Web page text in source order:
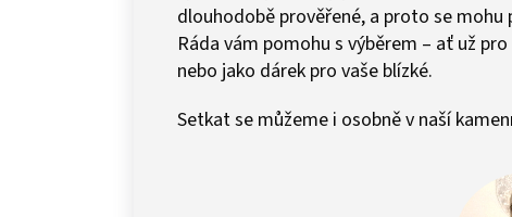
dlouhodobě prověřené, a proto se mohu
Ráda vám pomohu s výběrem – ať už
nebo jako dárek pro vaše blízké.
Setkat se můžeme i osobně v naší